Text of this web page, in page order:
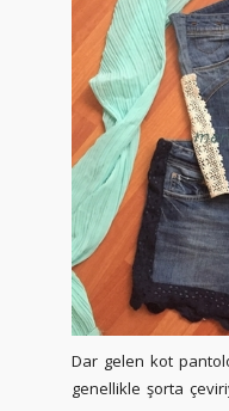
Dar gelen kot
genellikle şorta